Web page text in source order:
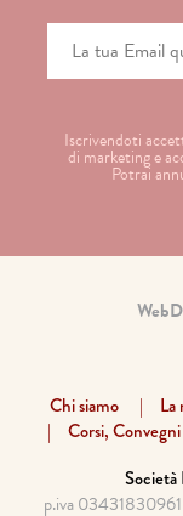
Iscrivendoti
di marketing e
Potrai
Chi siamo
La
Corsi,
Società
p.iva